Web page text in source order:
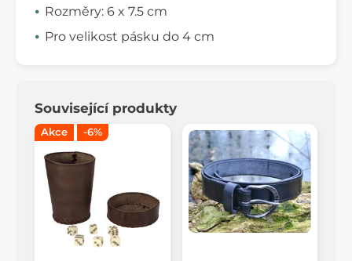
Rozměry: 6 x 7.5 cm
Pro velikost pásku do 4 cm
Související produkty
Akce -6%